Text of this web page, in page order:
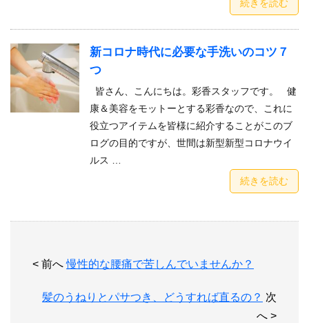
続きを読む
新コロナ時代に必要な手洗いのコツ７
つ
皆さん、こんにちは。彩香スタッフです。 健
康＆美容をモットーとする彩香なので、これに
役立つアイテムを皆様に紹介することがこのブ
ログの目的ですが、世間は新型新型コロナウイ
ルス …
続きを読む
< 前へ慢性的な腰痛で苦しんでいませんか？
髪のうねりとパサつき、どうすれば直るの？ 次
へ >